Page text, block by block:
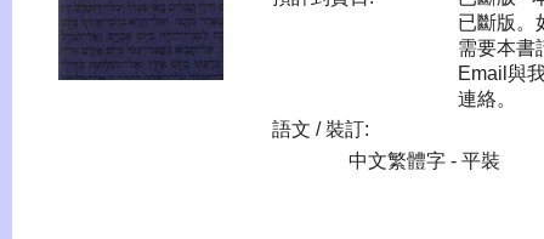
已斷版。
需要本書
Email與
連絡。
語文 / 裝訂:
中文繁體字 - 平裝